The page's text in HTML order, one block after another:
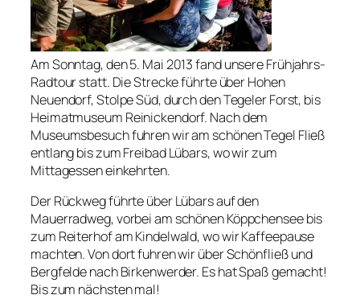
Am Sonntag, den 5. Mai 2013 fand unsere Frühjahrs-
Radtour statt. Die Strecke führte über Hohen
Neuendorf, Stolpe Süd, durch den Tegeler Forst, bis
Heimatmuseum Reinickendorf. Nach dem
Museumsbesuch fuhren wir am schönen Tegel Fließ
entlang bis zum Freibad Lübars, wo wir zum
Mittagessen einkehrten.
Der Rückweg führte über Lübars auf den
Mauerradweg, vorbei am schönen Köppchensee bis
zum Reiterhof am Kindelwald, wo wir Kaffeepause
machten. Von dort fuhren wir über Schönfließ und
Bergfelde nach Birkenwerder. Es hat Spaß gemacht!
Bis zum nächsten mal!